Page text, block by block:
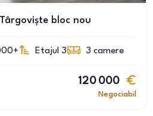
bloc nou
Etajul 3 3 camere
120 000
Negociabil